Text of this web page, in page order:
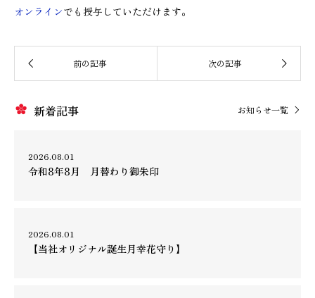
オンラインでも授与していただけます。
新着記事 お知らせ一覧
2026.08.01
令和8年8月 月替わり御朱印
2026.08.01
【当社オリジナル誕生月幸花守り】